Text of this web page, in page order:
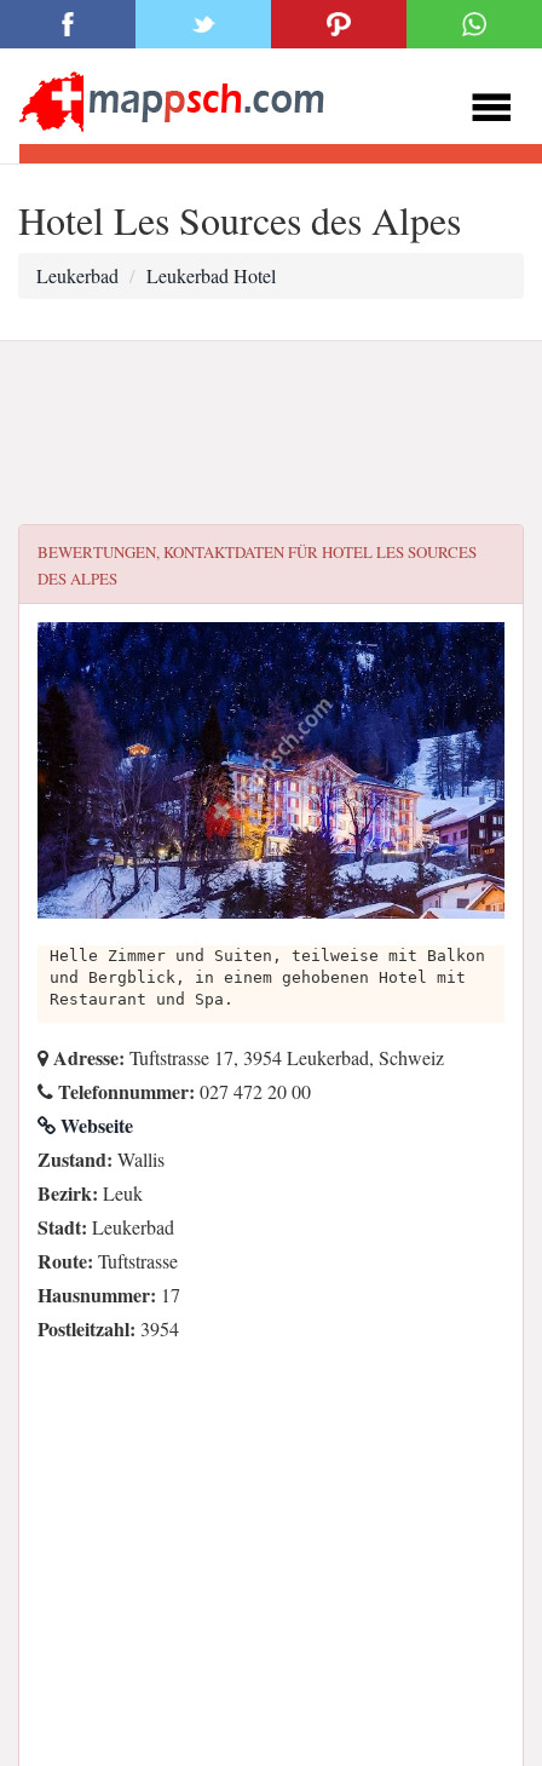
Hotel Les Sources des Alpes
Leukerbad Leukerbad Hotel
BEWERTUNGEN, KONTAKTDATEN FÜRHOTEL LES SOURCES
DES ALPES
Helle Zimmer und Suiten, teilweise mit Balkon
und Bergblick, in einem gehobenen Hotel mit
Restaurant und Spa.
Adresse: Tuftstrasse 17, 3954 Leukerbad, Schweiz
Telefonnummer: 027 472 20 00
Webseite
Zustand: Wallis
Bezirk: Leuk
Stadt: Leukerbad
Route: Tuftstrasse
Hausnummer: 17
Postleitzahl: 3954